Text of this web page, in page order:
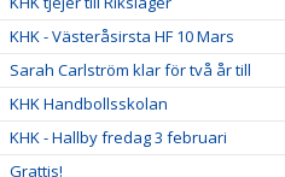
KHK - Västeråsirsta HF 10 Mars
Sarah Carlström klar för två år till
KHK Handbollsskolan
KHK - Hallby fredag 3 februari
Grattis!